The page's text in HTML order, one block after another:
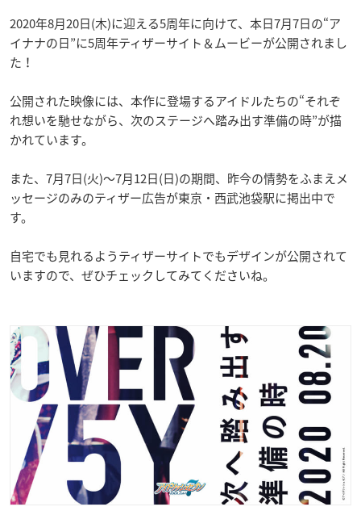
2020年8月20日(木)に迎える5周年に向けて、本日7月7日の“ア
イナナの日”に5周年ティザーサイト＆ムービーが公開されまし
た！
公開された映像には、本作に登場するアイドルたちの“それぞ
れ想いを馳せながら、次のステージへ踏み出す準備の時”が描
かれています。
また、7月7日(火)～7月12日(日)の期間、昨今の情勢をふまえメ
ッセージのみのティザー広告が東京・西武池袋駅に掲出中で
す。
自宅でも見れるようティザーサイトでもデザインが公開されて
いますので、ぜひチェックしてみてくださいね。